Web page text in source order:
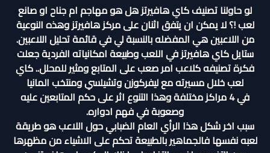
لو حاولنا تصنيف كاي هافيرتز هل هو مهاجم ام جناح او صانع
لعب !؟ لا يمكن ان يتفق اثنان على مركز هافيرتز وهذه النوعية
من اللاعبين هي المفضله بالنسبة لي في قائمة تحليل اللاعبين.
ستايل كاي هافيرتز في اللعب وطبيعة امكانياته الفردية جعلت
فكرة تصنيفه كلاعب امر صعب على المتابع ومثير للمحلل.. كاي
لعب خلال مسيرته مع ليفركوزن وتشيلسي ومنتخب المانيا
في 4 مراكز مختلفة وهذا التنوع اثر على حكم المتابعين عليه
وصعوبة في فهم ادواره.
سبب اخر شكل هذا الرأي العام الضبابي حول اللاعب هو طريقة
لعبه نفسها فالجماهير بالطبيعة تحكم على الاشياء من مظهرها